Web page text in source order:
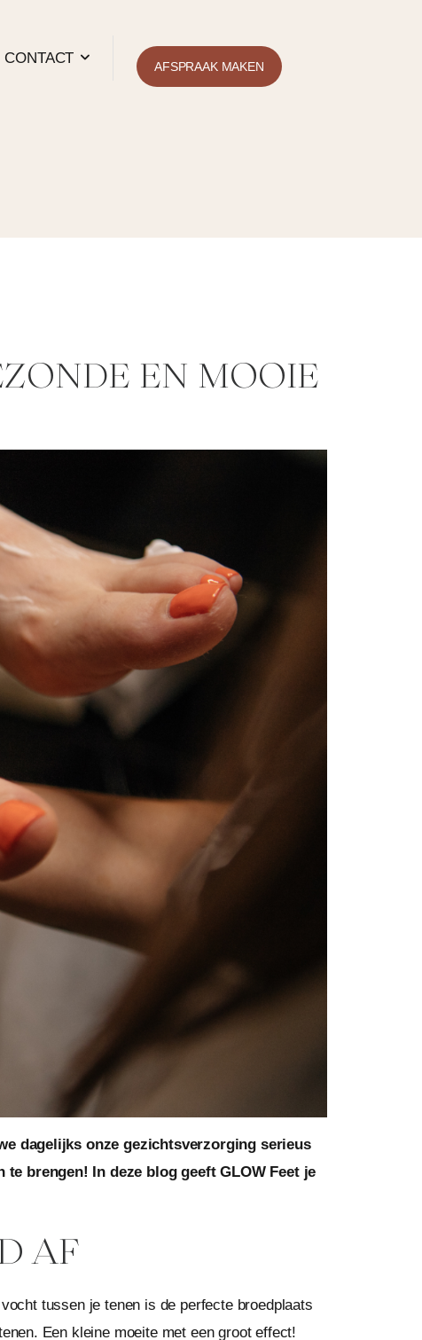
CONTACT
AFSPRAAK MAKEN
EN MOOIE
dagelijks onze gezichtsverzorging serieus
brengen! In deze blog geeft GLOW Feet je
AF
tussen je tenen is de perfecte broedplaats
Een kleine moeite met een groot effect!